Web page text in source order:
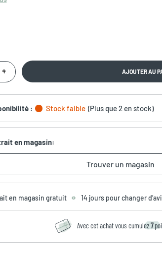
AJOUTER AU
: Stock faible (Plus que2 en stock)
en magasin:
Trouver un magasin
en magasin gratuit 14 jours pour changer
Avec cet achat vous cumulez7